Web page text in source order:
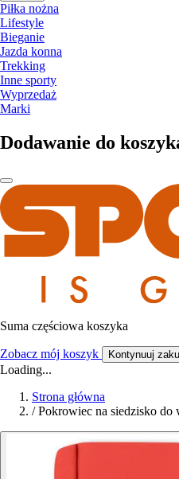
Piłka nożna
Lifestyle
Bieganie
Jazda konna
Trekking
Inne sporty
Wyprzedaż
Marki
Dodawanie do
Suma częściowa koszyka
Zobacz mój koszyk Kontynuuj
Loading...
Strona główna
/ Pokrowiec na siedzisko